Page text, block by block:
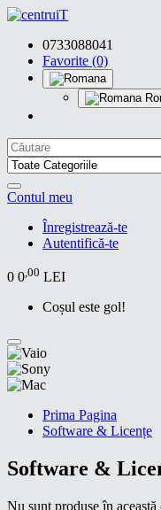
0733088041
Favorite (0)
Contul meu
Înregistrează-te
Autentifică-te
0 0,00 LEI
Coșul este gol!
Prima Pagina
Software & Licențe
Software &
Nu sunt produse în această